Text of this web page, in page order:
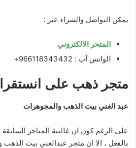
يمكن التواصل والشراء عبر :
المتحر الالكتروني
الواتس آب : 966118343432+
متجر ذهب على
عبد الغني بيت الذهب والمجوهرات
على الرغم كون ان غالبية المتاجر
بالفعل ، الا ان متجر عبدالغني بيت